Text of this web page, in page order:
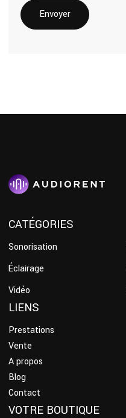
CATÉGORIES
Sonorisation
Éclairage
Vidéo
LIENS
Prestations
Vente
A propos
Blog
Contact
VOTRE BOUTIQUE